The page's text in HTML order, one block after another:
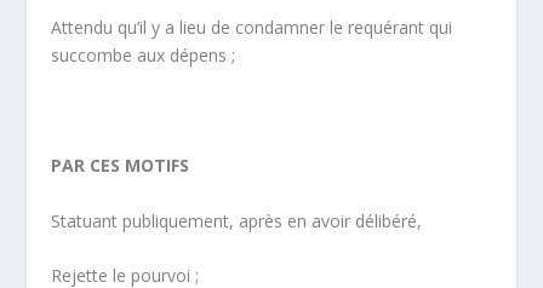
Attendu qu’il y a lieu de condamner le requérant qui
succombe aux dépens ;
PAR CES MOTIFS
Statuant publiquement, après en avoir délibéré,
Rejette le pourvoi ;